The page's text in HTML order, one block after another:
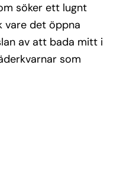
söker ett lugnt
vare det öppna
av att bada mitt i
som